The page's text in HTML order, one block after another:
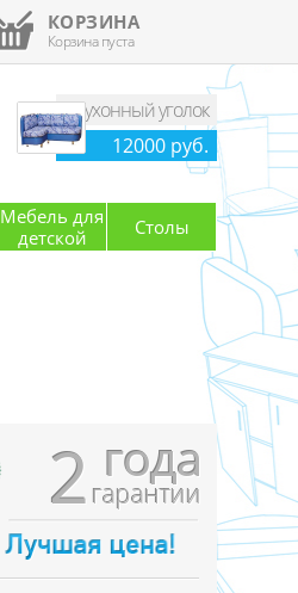
КОРЗИНА
Корзина пуста
Кухонный уголок
12000 руб.
Мебель для
детской
Столы
2 года
гарантии